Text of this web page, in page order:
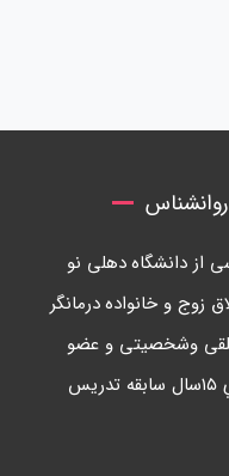
از دانشگاه دهلی نو
زوج و خانواده درمانگر
وشخصيتی و عضو
هئيت علمی دانشگاه تربيت معلم و داراي ١٥سال سابقه تدريس